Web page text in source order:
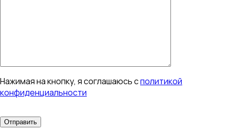
Нажимая на кнопку, я соглашаюсь сполитикой
конфиденциальности